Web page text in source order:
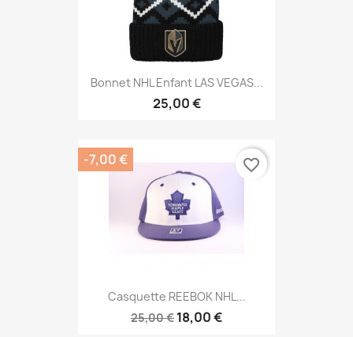
Bonnet NHL Enfant LAS VEGAS...
25,00 €
Casquette REEBOK NHL...
25,00 € 18,00 €
-7,00 € favorite_border